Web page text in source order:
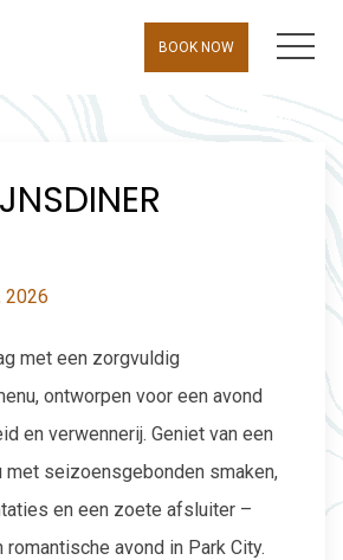
BOOK NOW MENU
2026
met een zorgvuldig
ontworpen voor een avond
en verwennerij. Geniet van een
met seizoensgebonden smaken,
en een zoete afsluiter –
avond in Park City.